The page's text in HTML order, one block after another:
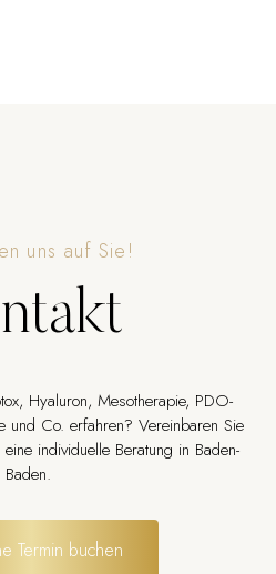
uns auf Sie!
Hyaluron, Mesotherapie, PDO-
und Co. erfahren? Vereinbaren Sie
individuelle Beratung in Baden-
Baden.
Termin buchen